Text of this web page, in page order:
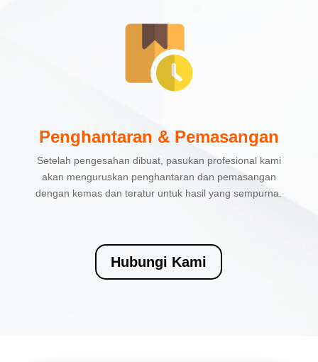
Penghantaran & Pemasangan
Setelah pengesahan dibuat, pasukan profesional kami
akan menguruskan penghantaran dan pemasangan
dengan kemas dan teratur untuk hasil yang sempurna.
Hubungi Kami